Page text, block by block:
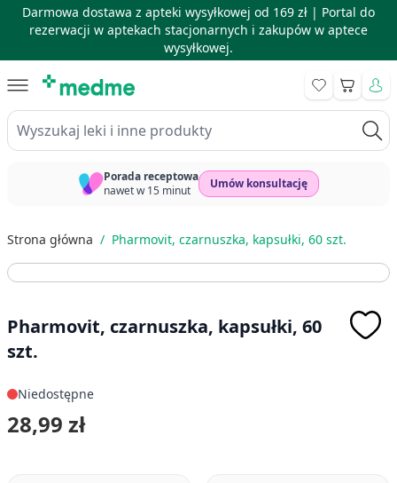
Darmowa dostawa z apteki wysyłkowej od 169 zł | Portal do
rezerwacji w aptekach stacjonarnych i zakupów w aptece
wysyłkowej.
Wyszukaj leki i inne produkty
Koszyk
Porada receptowa
nawet w 15 minut
Umów konsultację
Strona główna / Pharmovit, czarnuszka, kapsułki, 60 szt.
Pharmovit, czarnuszka, kapsułki, 60
szt.
Niedostępne
28,99 zł